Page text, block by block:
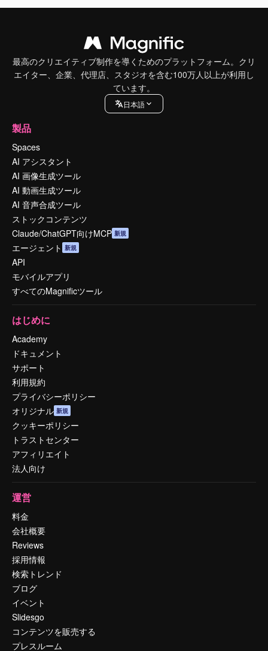
最高のクリエイティブ制作を導くためのプラットフォーム。クリ
エイター、企業、代理店、スタジオを含む100万人以上が利用し
ています。
日本語
製品
Spaces
AI アシスタント
AI 画像生成ツール
AI 動画生成ツール
AI 音声合成ツール
ストックコンテンツ
Claude/ChatGPT向けMCP 新規
エージェント 新規
API
モバイルアプリ
すべてのMagnificツール
はじめに
Academy
ドキュメント
サポート
利用規約
プライバシーポリシー
オリジナル 新規
クッキーポリシー
トラストセンター
アフィリエイト
法人向け
運営
料金
会社概要
Reviews
採用情報
検索トレンド
ブログ
イベント
Slidesgo
コンテンツを販売する
プレスルーム